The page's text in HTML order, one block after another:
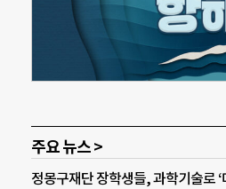
주요 뉴스 >
정몽구재단 장학생들, 과학기술로 ‘